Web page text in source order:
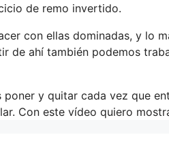
de remo invertido.
con ellas dominadas, y lo
de ahí también podemos
y quitar cada vez que
Con este vídeo quiero